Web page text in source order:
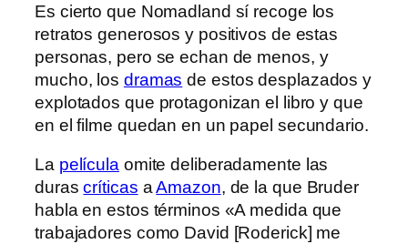
Es cierto que Nomadland sí recoge los
retratos generosos y positivos de estas
personas, pero se echan de menos, y
mucho, los dramas de estos desplazados y
explotados que protagonizan el libro y que
en el filme quedan en un papel secundario.
La película omite deliberadamente las
durascríticas aAmazon, de la que Bruder
habla en estos términos «A medida que
trabajadores como David [Roderick] me